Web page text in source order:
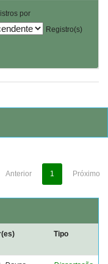
por
Registro(s)
Anterior 1 Próximo
Tipo